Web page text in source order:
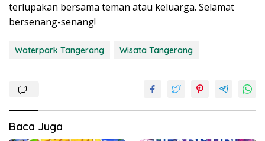
terlupakan bersama teman atau keluarga. Selamat
bersenang-senang!
Waterpark Tangerang Wisata Tangerang
Baca Juga